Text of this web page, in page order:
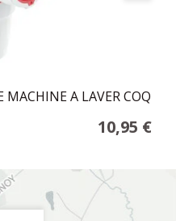
MACHINE A LAVER COQ
10,95 €